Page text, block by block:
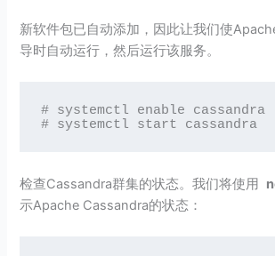
新软件包已自动添加，因此让我们使
导时自动运行，然后运行该服务。
# systemctl enable cassandra
# systemctl start cassandra
检查Cassandra群集的状态。我们将使用
示Apache Cassandra的状态：